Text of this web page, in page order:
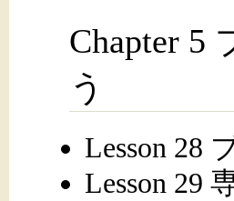
Chapter 5
う
Lesson 28
Lesson 29